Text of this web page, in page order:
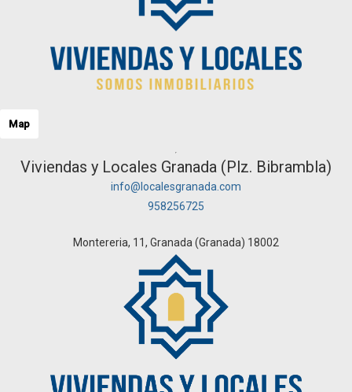
Map
Viviendas y Locales Granada (Plz. Bibrambla)
info@localesgranada.com
958256725
Montereria, 11, Granada (Granada) 18002